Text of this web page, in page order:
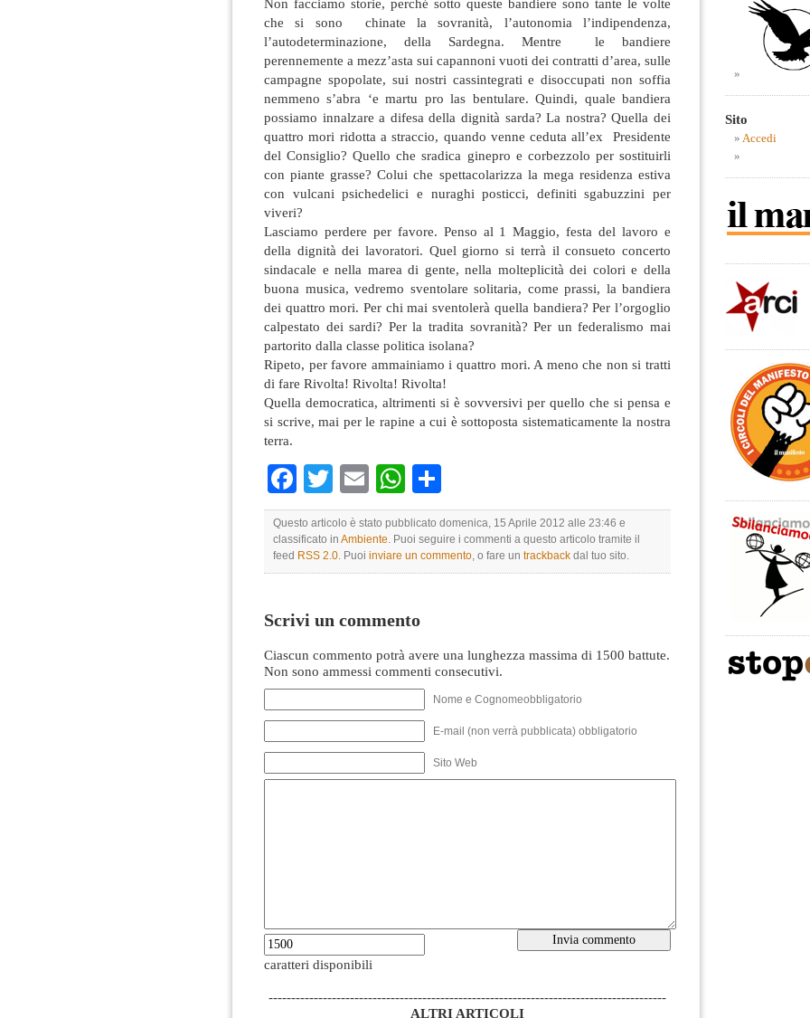
Non facciamo storie, perché sotto queste bandiere sono tante le volte
che si sono chinate la sovranità, l’autonomia l’indipendenza,
l’autodeterminazione, della Sardegna. Mentre le bandiere
perennemente a mezz’asta sui capannoni vuoti dei contratti d’area, sulle
campagne spopolate, sui nostri cassintegrati e disoccupati non soffia
nemmeno s’abra ‘e martu pro las bentulare. Quindi, quale bandiera
possiamo innalzare a difesa della dignità sarda? La nostra? Quella dei
quattro mori ridotta a straccio, quando venne ceduta all’ex Presidente
del Consiglio? Quello che sradica ginepro e corbezzolo per sostituirli
con piante grasse? Colui che spettacolarizza la mega residenza estiva
con vulcani psichedelici e nuraghi posticci, definiti sgabuzzini per
viveri?
Lasciamo perdere per favore. Penso al 1 Maggio, festa del lavoro e
della dignità dei lavoratori. Quel giorno si terrà il consueto concerto
sindacale e nella marea di gente, nella molteplicità dei colori e della
buona musica, vedremo sventolare solitaria, come prassi, la bandiera
dei quattro mori. Per chi mai sventolerà quella bandiera? Per l’orgoglio
calpestato dei sardi? Per la tradita sovranità? Per un federalismo mai
partorito dalla classe politica isolana?
Ripeto, per favore ammainiamo i quattro mori. A meno che non si tratti
di fare Rivolta! Rivolta! Rivolta!
Quella democratica, altrimenti si è sovversivi per quello che si pensa e
si scrive, mai per le rapine a cui è sottoposta sistematicamente la nostra
terra.
Facebook
TwitterEmailWhatsApp
Questo articolo è stato pubblicato domenica, 15 Aprile 2012 alle 23:46 e
classificato in Ambiente. Puoi seguire i commenti a questo articolo tramite il
feed RSS 2.0. Puoi inviare un commento, o fare un trackback dal tuo sito.
Scrivi un commento
Ciascun commento potrà avere una lunghezza massima di 1500 battute.
Non sono ammessi commenti consecutivi.
Nome e Cognomeobbligatorio
E-mail (non verrà pubblicata) obbligatorio
Sito Web
caratteri disponibili
----------------------------------------------------------------------------------------
ALTRI ARTICOLI
Sito
Accedi